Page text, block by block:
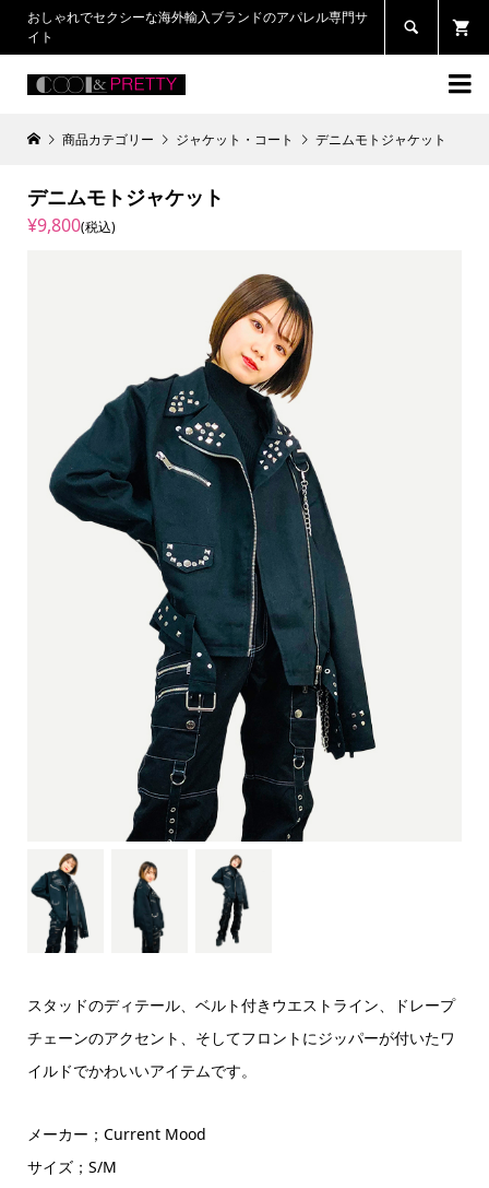
おしゃれでセクシーな海外輸入ブランドのアパレル専門サ
イト


商品カテゴリー ジャケット・コート デニムモトジャケット
デニムモトジャケット
¥9,800(税込)
スタッドのディテール、ベルト付きウエストライン、ドレープ
チェーンのアクセント、そしてフロントにジッパーが付いたワ
イルドでかわいいアイテムです。
メーカー；Current Mood
サイズ；S/M